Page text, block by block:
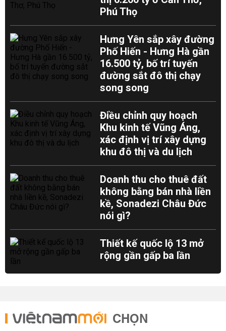
Phú Thọ
Hưng Yên sắp xây đường
Phố Hiến - Hưng Hà gần
16.500 tỷ, bố trí tuyến
đường sắt đô thị chạy
song song
Điều chỉnh quy hoạch
Khu kinh tế Vũng Áng,
xác định vị trí xây dựng
khu đô thị và du lịch
Doanh thu cho thuê đất
không bằng bán nhà liền
kề, Sonadezi Châu Đức
nói gì?
Thiết kế quốc lộ 13 mở
rộng gần gấp ba lần
CHỌN